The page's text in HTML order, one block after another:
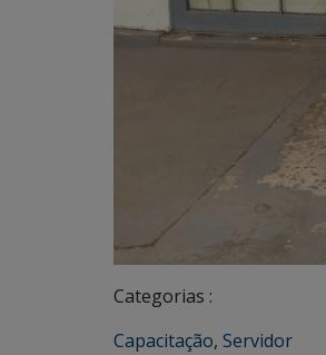
Categorias :
Capacitação, Servidor